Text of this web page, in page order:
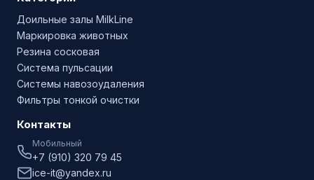
Доильные залы MilkLine
Маркировка животных
Резина сосковая
Система пульсации
Системы навозоудаления
Фильтры тонкой очистки
Контакты
Мобильный
+7 (910) 320 79 45
ice-it@yandex.ru